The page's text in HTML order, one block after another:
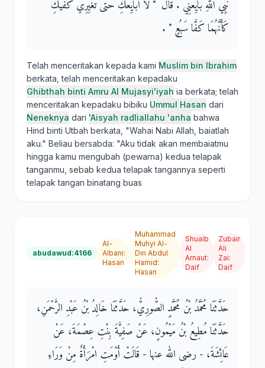
نَبِيَّ اللَّهِ بَايِعْنِي ‏.‏ قَالَ ‏ "‏ لاَ أُبَايِعُكِ حَتَّى تُغَيِّرِي كَفَّيْكِ
كَأَنَّهُمَا كَفَّا سَبُعٍ ‏"‏ ‏.‏
Telah menceritakan kepada kami Muslim bin Ibrahim
berkata, telah menceritakan kepadaku
Ghibthah binti Amru Al Mujasyi'iyah ia berkata; telah
menceritakan kepadaku bibiku Ummul Hasan dari
Neneknya dari 'Aisyah radliallahu 'anha bahwa
Hind binti Utbah berkata, "Wahai Nabi Allah, baiatlah
aku." Beliau bersabda: "Aku tidak akan membaiatmu
hingga kamu mengubah (pewarna) kedua telapak
tanganmu, sebab kedua telapak tangannya seperti
telapak tangan binatang buas
abudawud:4166
Al-
Albani:
Hasan
Muhammad
Muhyi Al-
Din Abdul
Hamid:
Hasan
Shuaib
Al
Arnaut:
Daif
Zubair
Ali
Zai:
Daif
حَدَّثَنَا مُحَمَّدُ بْنُ مُحَمَّدٍ الصُّورِيُّ، حَدَّثَنَا خَالِدُ بْنُ عَبْدِ الرَّحْمَنِ،
حَدَّثَنَا مُطِيعُ بْنُ مَيْمُونٍ، عَنْ صَفِيَّةَ بِنْتِ عِصْمَةَ، عَنْ
عَائِشَةَ، - رضى الله عنها - قَالَتْ أَوْمَتِ امْرَأَةٌ مِنْ وَرَاءِ